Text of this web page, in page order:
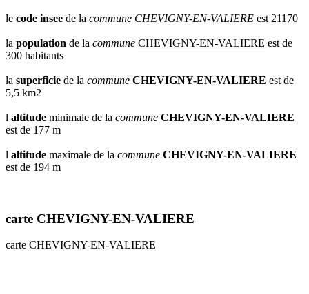
le code insee de la commune CHEVIGNY-EN-VALIERE est 21170
la population de la commune CHEVIGNY-EN-VALIERE est de
300 habitants
la superficie de la commune CHEVIGNY-EN-VALIERE est de
5,5 km2
l altitude minimale de la commune CHEVIGNY-EN-VALIERE
est de 177 m
l altitude maximale de la commune CHEVIGNY-EN-VALIERE
est de 194 m
carte CHEVIGNY-EN-VALIERE
carte CHEVIGNY-EN-VALIERE